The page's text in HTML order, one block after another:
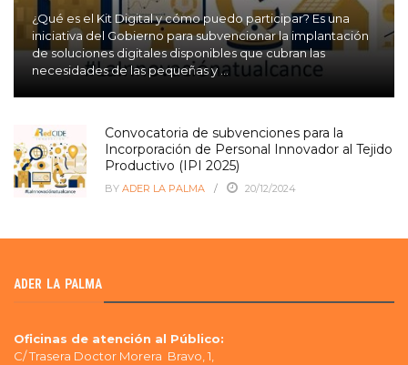
¿Qué es el Kit Digital y cómo puedo participar? Es una
iniciativa del Gobierno para subvencionar la implantación
de soluciones digitales disponibles que cubran las
necesidades de las pequeñas y ...
Convocatoria de subvenciones para la
Incorporación de Personal Innovador al Tejido
Productivo (IPI 2025)
BY ADER LA PALMA 20/12/2024
ADER LA PALMA
Oficinas de atención al Público:
C/ Trasera Doctor Morera Bravo, 1,